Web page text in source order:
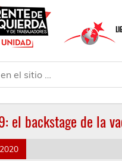
el backstage de la